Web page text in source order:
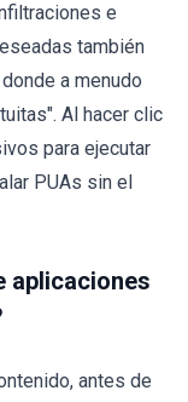
e
también
a menudo
Al hacer clic
para ejecutar
PUAs sin el
aplicaciones
antes de